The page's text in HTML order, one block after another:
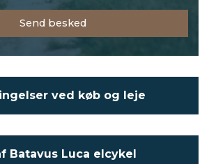
ved køb og leje
Batavus Luca elcykel